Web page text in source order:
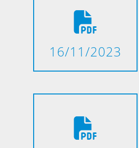
16/11/2023